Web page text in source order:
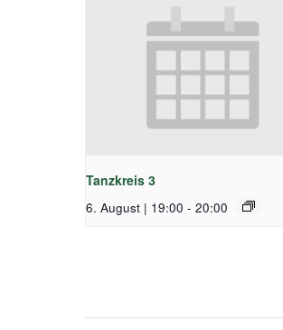
Tanzkreis 3
6. August | 19:00 - 20:00